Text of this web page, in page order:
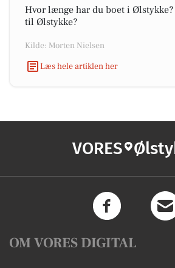
Hvor længe har du boet i
til Ølstykke?
Kilde: Morten Nielsen
Læs hele artiklen her
VORES
OM VORES DIGITAL